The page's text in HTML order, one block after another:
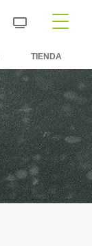
TIENDA